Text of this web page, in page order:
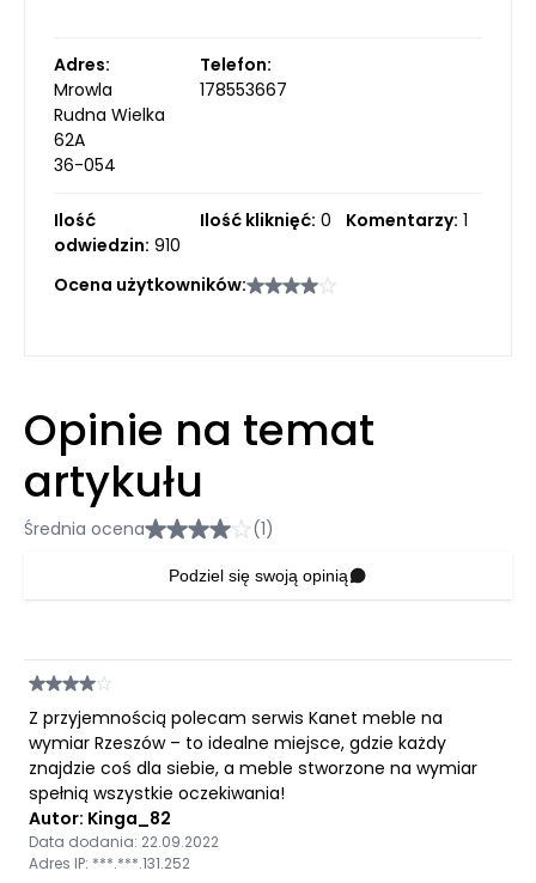
Adres:
Mrowla
Rudna Wielka
62A
36-054
Telefon:
178553667
Ilość
odwiedzin: 910
Ilość kliknięć: 0 Komentarzy: 1
Ocena użytkowników:
Opinie na temat
artykułu
Średnia ocena (1)
Podziel się swoją opinią
Z przyjemnością polecam serwis Kanet meble na
wymiar Rzeszów – to idealne miejsce, gdzie każdy
znajdzie coś dla siebie, a meble stworzone na wymiar
spełnią wszystkie oczekiwania!
Autor: Kinga_82
Data dodania: 22.09.2022
Adres IP: ***.***.131.252